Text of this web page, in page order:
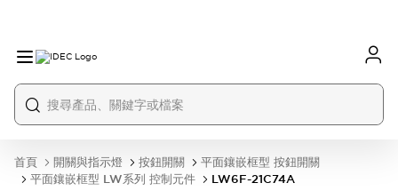
首頁 開關與指示燈 按鈕開關
平面鑲嵌框型 按鈕開關
平面鑲嵌框型 LW系列 控制元件
LW6F-21C74A